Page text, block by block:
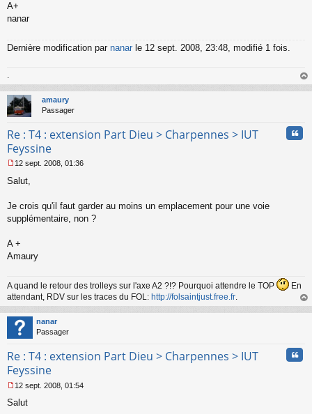
A+
nanar
Dernière modification par nanar le 12 sept. 2008, 23:48, modifié 1 fois.
au
amaury
Passager
Re : T4 : extension Part Dieu > Charpennes > IUT
Feyssine
e
s
g
n
o
u
12 sept. 2008, 01:36
Salut,
Je crois qu'il faut garder au moins un emplacement pour une voie
supplémentaire, non ?
A +
Amaury
A quand le retour des trolleys sur l'axe A2 ?!? Pourquoi attendre le TOP
En
attendant, RDV sur les traces du FOL: http://folsaintjust.free.fr.
au
nanar
Passager
Re : T4 : extension Part Dieu > Charpennes > IUT
Feyssine
e
12 sept. 2008, 01:54
Salut